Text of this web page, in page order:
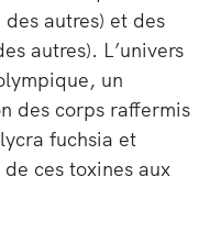
autres) et des
autres). L’univers
un
des corps raffermis
fuchsia et
ces toxines aux